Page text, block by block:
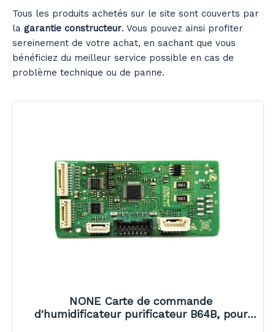
Tous les produits achetés sur le site sont couverts par
la garantie constructeur. Vous pouvez ainsi profiter
sereinement de votre achat, en sachant que vous
bénéficiez du meilleur service possible en cas de
problème technique ou de panne.
NONE Carte de commande
d'humidificateur purificateur B64B, pour